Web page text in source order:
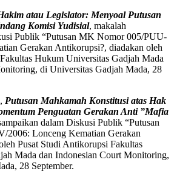
atau Legislator: Menyoal Putusan
Komisi Yudisial, makalah
Publik “Putusan MK Nomor 005/PUU-
Gerakan Antikorupsi?, diadakan oleh
Hukum Universitas Gadjah Mada
di Universitas Gadjah Mada, 28
Putusan Mahkamah Konstitusi atas Hak
Penguatan Gerakan Anti ”Mafia
dalam Diskusi Publik “Putusan
Lonceng Kematian Gerakan
Pusat Studi Antikorupsi Fakultas
Mada dan Indonesian Court Monitoring,
28 September.